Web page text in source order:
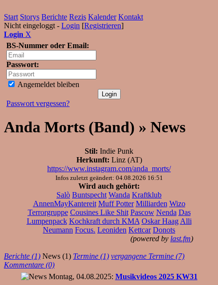
Start Storys Berichte Rezis Kalender Kontakt
Nicht eingeloggt - Login [Registrieren]
Login X
BS-Nummer oder Email:
Passwort:
Angemeldet bleiben
Passwort vergessen?
Anda Morts (Band) » News
Stil: Indie Punk
Herkunft: Linz (AT)
https://www.instagram.com/anda_morts/
Infos zuletzt geändert: 04.08.2026 16:51
Wird auch gehört:
Salò Buntspecht Wanda Kraftklub
AnnenMayKantereit Muff Potter Milliarden Wizo
Terrorgruppe Cousines Like Shit Pascow Nenda Das
Lumpenpack Kochkraft durch KMA Oskar Haag Alli
Neumann Focus. Leoniden Kettcar Donots
(powered by last.fm)
Berichte (1) News (1) Termine (1) vergangene Termine (7)
Kommentare (0)
Montag, 04.08.2025: Musikvideos 2025 KW31